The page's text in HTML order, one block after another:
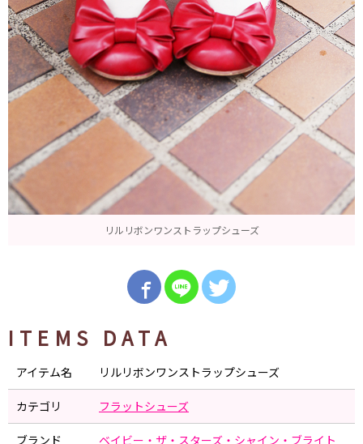
リルリボンワンストラップシューズ
ITEMS DATA
アイテム名 リルリボンワンストラップシューズ
カテゴリ フラットシューズ
ブランド ベイビー・ザ・スターズ・シャイン・ブライト